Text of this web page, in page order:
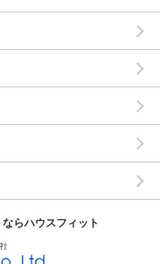
らハウスフィット